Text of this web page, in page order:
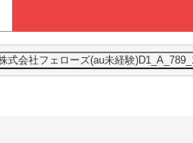
式会社フェローズ(au未経験